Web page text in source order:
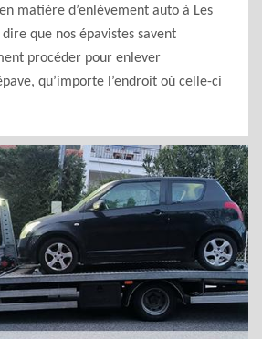
matière d’enlèvement auto à Les
que nos épavistes savent
procéder pour enlever
qu’importe l’endroit où celle-ci